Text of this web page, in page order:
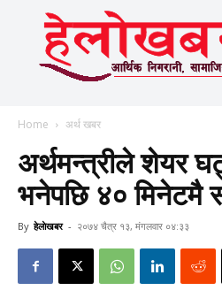
Home अर्थ खबर
अर्थमन्त्रीले शेयर
भनेपछि ४० मिनेटमै
By हेलाेखबर - २०७४ चैत्र १३, मंगलवार ०४:३३